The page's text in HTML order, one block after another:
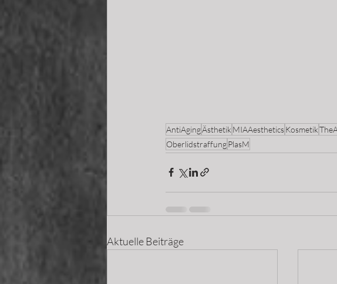
AntiAgingÄsthetik MIAAestheticsKosmetik
OberlidstraffungPlasM
Aktuelle Beiträge